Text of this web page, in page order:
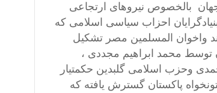
بالخصوص نیروهای ارتجاعی
احزاب سیاسی اسلامی که
واخوان المسلمین مصر تشکیل
توسط محمد ابراهیم مجددی ،
وحزب اسلامی گلبدین حکمتیار
پاکستان گسترش یافته که